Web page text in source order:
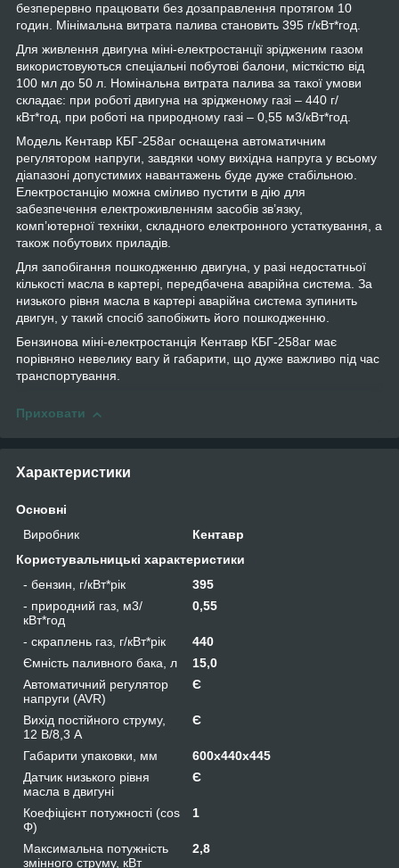
безперервно працювати без дозаправлення протягом 10
годин. Мінімальна витрата палива становить 395 г/кВт*год.
Для живлення двигуна міні-електростанції зрідженим газом
використовуються спеціальні побутові балони, місткістю від
100 мл до 50 л. Номінальна витрата палива за такої умови
складає: при роботі двигуна на зрідженому газі – 440 г/
кВт*год, при роботі на природному газі – 0,55 м3/кВт*год.
Модель Кентавр КБГ-258аг оснащена автоматичним
регулятором напруги, завдяки чому вихідна напруга у всьому
діапазоні допустимих навантажень буде дуже стабільною.
Електростанцію можна сміливо пустити в дію для
забезпечення електроживленням засобів зв’язку,
комп’ютерної техніки, складного електронного устаткування, а
також побутових приладів.
Для запобігання пошкодженню двигуна, у разі недостатньої
кількості масла в картері, передбачена аварійна система. За
низького рівня масла в картері аварійна система зупинить
двигун, у такий спосіб запобіжить його пошкодженню.
Бензинова міні-електростанція Кентавр КБГ-258аг має
порівняно невелику вагу й габарити, що дуже важливо під час
транспортування.
Приховати
Характеристики
Основні
Виробник
Кентавр
Користувальницькі характеристики
- бензин, г/кВт*рік
395
- природний газ, м3/
кВт*год
0,55
- скраплень газ, г/кВт*рік
440
Ємність паливного бака, л
15,0
Автоматичний регулятор
напруги (AVR)
Є
Вихід постійного струму,
12 В/8,3 А
Є
Габарити упаковки, мм
600х440х445
Датчик низького рівня
масла в двигуні
Є
Коефіцієнт потужності (cos
Φ)
1
Максимальна потужність
змінного струму, кВт
2,8